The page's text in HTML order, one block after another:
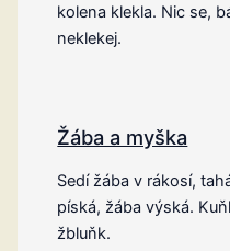
kolena klekla. Nic se,
neklekej.
Žába a myška
Sedí žába v rákosí,
píská, žába výská.
žbluňk.